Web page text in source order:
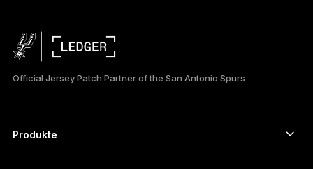
日本語
Official Jersey Patch Partner of the San Antonio Spurs
Produkte